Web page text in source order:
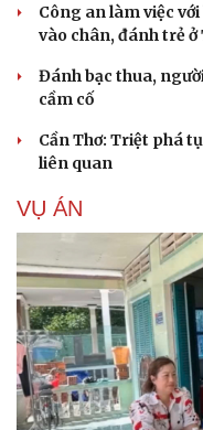
Công an làm việc
vào chân, đánh trẻ ở
Đánh bạc thua,
cầm cố
Cần Thơ: Triệt phá
liên quan
VỤ ÁN